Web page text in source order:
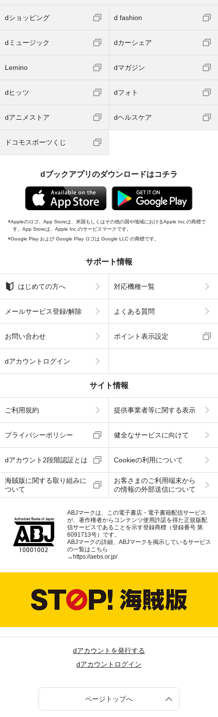
dショッピング d fashion
dミュージック dカーシェア
Lemino dマガジン
dヒッツ dフォト
dアニメストア dヘルスケア
ドコモスポーツくじ
dブックアプリのダウンロードはコチラ
Appleのロゴ、App Storeは、米国もしくはその他の国や地域におけるApple Inc.の商標で
す。App Storeは、Apple Inc.のサービスマークです。
Google Play および Google Play ロゴは Google LLC の商標です。
サポート情報
はじめての方へ 対応機種一覧
メールサービス登録/解除 よくある質問
お問い合わせ ポイント表示設定
dアカウントログイン
サイト情報
ご利用規約 提供事業者等に関する表示
プライバシーポリシー 健全なサービスに向けて
dアカウント2段階認証とは Cookieの利用について
海賊版に関する取り組みに
ついて
お客さまのご利用端末から
の情報の外部送信について
ABJマークは、この電子書店・電子書籍配信サービス
が、著作権者からコンテンツ使用許諾を得た正規版配
信サービスであることを示す登録商標（登録番号 第
6091713号）です。
ABJマークの詳細、ABJマークを掲示しているサービス
の一覧はこちら
→ https://aebs.or.jp/
dアカウントを発行する
dアカウントログイン
ページトップへ